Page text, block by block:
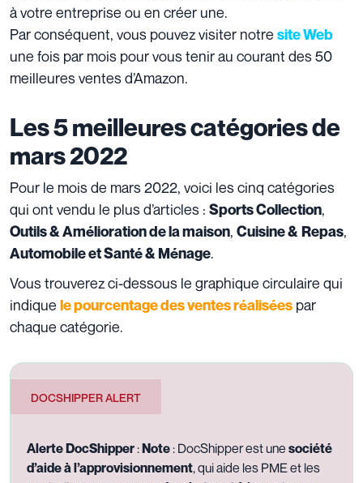
à votre entreprise ou en créer une.
Par conséquent, vous pouvez visiter notre site Web
une fois par mois pour vous tenir au courant des 50
meilleures ventes d’Amazon.
Les 5 meilleures catégories de
mars 2022
Pour le mois de mars 2022, voici les cinq catégories
qui ont vendu le plus d’articles : Sports Collection,
Outils & Amélioration de la maison, Cuisine & Repas,
Automobile et Santé & Ménage.
Vous trouverez ci-dessous le graphique circulaire qui
indique le pourcentage des ventes réalisées par
chaque catégorie.
DOCSHIPPER ALERT
Alerte DocShipper :Note : DocShipper est une société
d’aide à l’approvisionnement, qui aide les PME et les